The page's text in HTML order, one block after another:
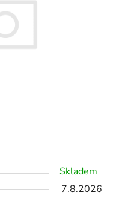
Skladem
7.8.2026